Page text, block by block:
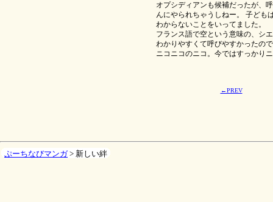
オプシディアンも候補だったが、
んにやられちゃうしねー。 子ども
わからないことをいってました。
フランス語で空という意味の、シ
わかりやすくて呼びやすかったの
ニコニコのニコ。今ではすっかり
←PREV
ぷーちなびマンガ> 新しい絆